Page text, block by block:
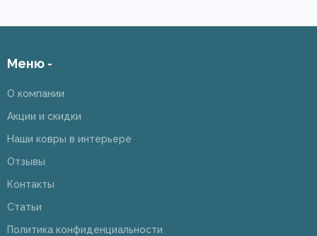
Меню -
О компании
Акции и скидки
Наши ковры в интерьере
Отзывы
Контакты
Статьи
Политика конфиденциальности